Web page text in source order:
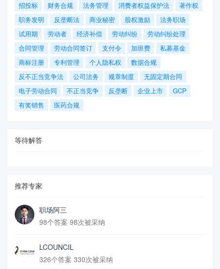
招投标
财务合规 法务管理 消费者权益保护法
著作权
职务发明
反垄断法 商业秘密 股权激励
法务职场
试用期
劳动者 经济补偿 劳动纠纷
劳动纠纷处理
合同管理
劳动合同签订 支付令 加班费
私募基金
商标注册
专利管理 个人隐私权
数据合规
反不正当竞争法
公司法务 规章制度
无固定期合同
电子劳动合同
不正当竞争 反垄断 企业上市
GCP
有奖销售
医药合规
等待解答
推荐专家
职场阿三
98个答案 98次被采纳
LCOUNCIL
326个答案 330次被采纳